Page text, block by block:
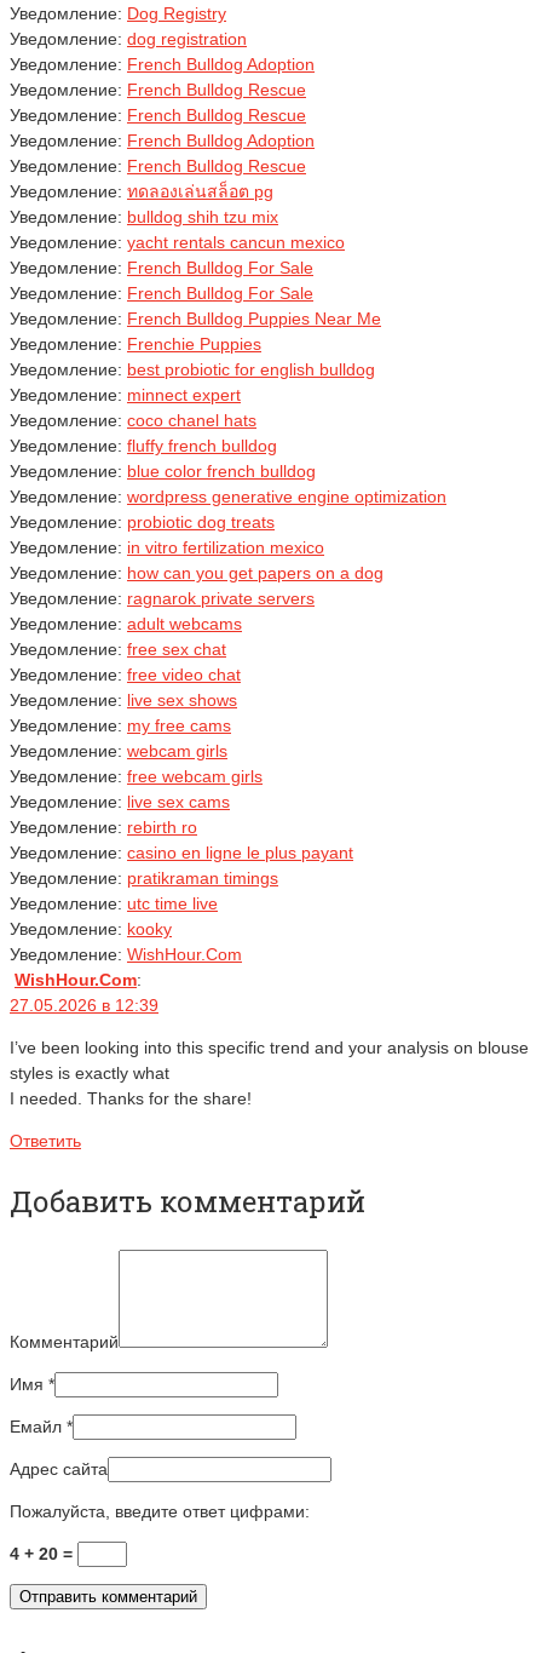
Уведомление: Dog Registry
Уведомление: dog registration
Уведомление: French Bulldog Adoption
Уведомление: French Bulldog Rescue
Уведомление: French Bulldog Rescue
Уведомление: French Bulldog Adoption
Уведомление: French Bulldog Rescue
Уведомление: ทดลองเล่นสล็อต pg
Уведомление: bulldog shih tzu mix
Уведомление: yacht rentals cancun mexico
Уведомление: French Bulldog For Sale
Уведомление: French Bulldog For Sale
Уведомление: French Bulldog Puppies Near Me
Уведомление: Frenchie Puppies
Уведомление: best probiotic for english bulldog
Уведомление: minnect expert
Уведомление: coco chanel hats
Уведомление: fluffy french bulldog
Уведомление: blue color french bulldog
Уведомление: wordpress generative engine optimization
Уведомление: probiotic dog treats
Уведомление: in vitro fertilization mexico
Уведомление: how can you get papers on a dog
Уведомление: ragnarok private servers
Уведомление: adult webcams
Уведомление: free sex chat
Уведомление: free video chat
Уведомление: live sex shows
Уведомление: my free cams
Уведомление: webcam girls
Уведомление: free webcam girls
Уведомление: live sex cams
Уведомление: rebirth ro
Уведомление: casino en ligne le plus payant
Уведомление: pratikraman timings
Уведомление: utc time live
Уведомление: kooky
Уведомление: WishHour.Com
WishHour.Com:
27.05.2026 в 12:39
I’ve been looking into this specific trend and your analysis on blouse
styles is exactly what
I needed. Thanks for the share!
Ответить
Добавить комментарий
Комментарий
Имя *
Емайл *
Адрес сайта
Пожалуйста, введите ответ цифрами:
4 + 20 =